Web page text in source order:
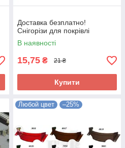
Доставка безплатно!
Снігорізи для покрівлі
В наявності
15,75 ₴ 21 ₴
Купити
Любой цвет –25%